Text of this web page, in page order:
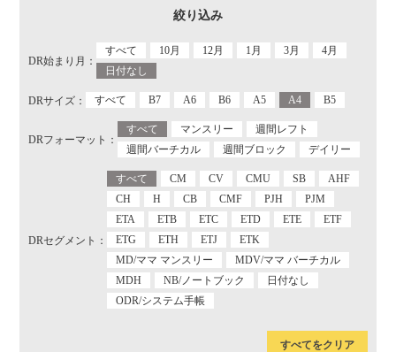
絞り込み
DR始まり月：
すべて 10月 12月 1月 3月
4月
日付なし
DRサイズ： すべて B7 A6 B6 A5 A4 B5
DRフォーマット：
すべて マンスリー
週間レフト
週間バーチカル
週間ブロック デイリー
DRセグメント：
すべて CM CV CMU SB
AHF
CH
H CB CMF PJH
PJM
ETA
ETB ETC ETD ETE
ETF
ETG
ETH ETJ
ETK
MD/ママ マンスリー
MDV/ママ バーチカル
MDH
NB/ノートブック
日付なし
ODR/システム手帳
すべてをクリア